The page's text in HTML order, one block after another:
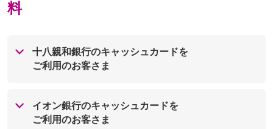
料
十八親和銀行のキャッシュカードを
ご利用のお客さま
イオン銀行のキャッシュカードを
ご利用のお客さま